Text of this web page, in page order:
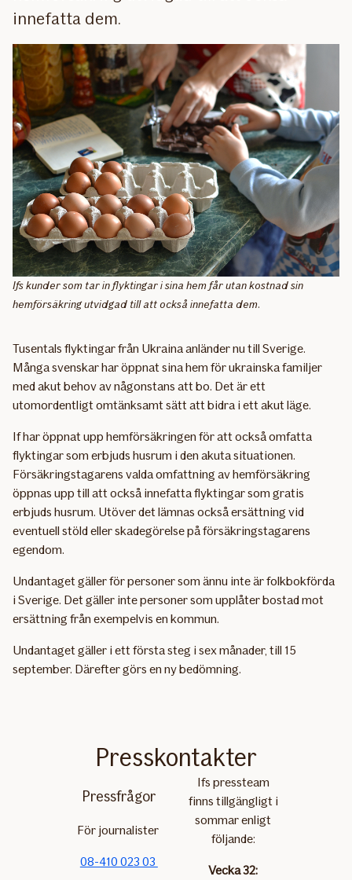
innefatta dem.
Ifs kunder som tar in flyktingar i sina hem får utan kostnad sin
hemförsäkring utvidgad till att också innefatta dem.
Tusentals flyktingar från Ukraina anländer nu till Sverige.
Många svenskar har öppnat sina hem för ukrainska familjer
med akut behov av någonstans att bo. Det är ett
utomordentligt omtänksamt sätt att bidra i ett akut läge.
If har öppnat upp hemförsäkringen för att också omfatta
flyktingar som erbjuds husrum i den akuta situationen.
Försäkringstagarens valda omfattning av hemförsäkring
öppnas upp till att också innefatta flyktingar som gratis
erbjuds husrum. Utöver det lämnas också ersättning vid
eventuell stöld eller skadegörelse på försäkringstagarens
egendom.
Undantaget gäller för personer som ännu inte är folkbokförda
i Sverige. Det gäller inte personer som upplåter bostad mot
ersättning från exempelvis en kommun.
Undantaget gäller i ett första steg i sex månader, till 15
september. Därefter görs en ny bedömning.
Presskontakter
Pressfrågor
För journalister
08-410 023 03
Ifs pressteam
finns tillgängligt i
sommar enligt
följande:
Vecka 32: